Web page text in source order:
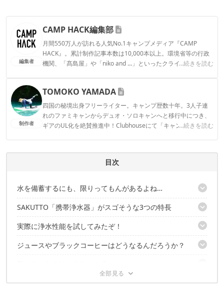
編集者
CAMP HACK編集部
月間550万人が訪れる人気No.1キャンプメディア『CAMP
HACK』。累計制作記事本数は10,000本以上。環境省等の行政
機関、「髙島屋」や「niko and ...」といったクライアントとの
...続きを読む
CAMP HACK編集部のプロフィール
制作者
TOMOKO YAMADA
四国の秘境出身フリーライター。キャンプ歴数十年。3人子連
れのファミキャンからデュオ・ソロキャンへと移行中につき、
ギアのUL化を絶賛推進中！Clubhouseにて「キャンパーさんよ
...続きを読む
TOMOKO YAMADAのプロフィール
目次
水を備蓄するにも、限りってもんがあるよね…
TVで話題の「SAKUTTO」がスゴそう！
SAKUTTO「携帯浄水器」がスゴそうな3つの特長
1｜最高水準！99.99999%の除去率
2｜手のひらサイズで5000L浄水
3｜充実のセットで4WAYに対応
実際に浄水性能を試してみたぞ！
検証1｜澄んだせせらぎの水は？
ジュースやブラックコーヒーはどうなるんだろうか？
サクッと浄水！1つ持っていれば有事の安心感が全然違う